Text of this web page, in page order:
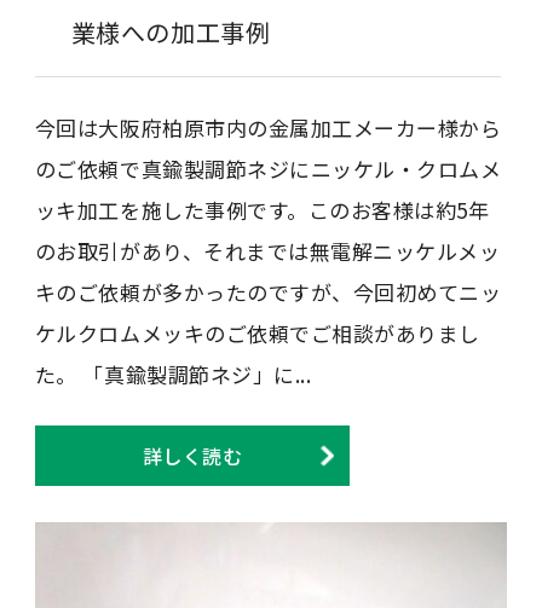
業様への加工事例
今回は大阪府柏原市内の金属加工メーカー様から
のご依頼で真鍮製調節ネジにニッケル・クロムメ
ッキ加工を施した事例です。このお客様は約5年
のお取引があり、それまでは無電解ニッケルメッ
キのご依頼が多かったのですが、今回初めてニッ
ケルクロムメッキのご依頼でご相談がありまし
た。 「真鍮製調節ネジ」に...
詳しく読む